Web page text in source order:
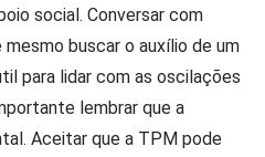
social. Conversar com
buscar o auxílio de um
para lidar com as oscilações
lembrar que a
Aceitar que a TPM pode